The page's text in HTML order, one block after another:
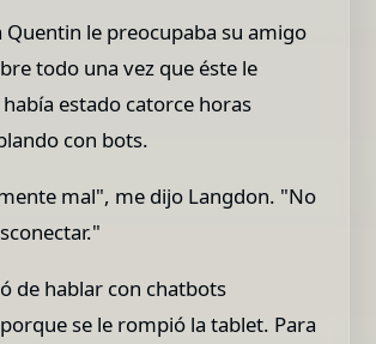
Quentin le preocupaba su amigo
todo una vez que éste le
estado catorce horas
con bots.
mal", me dijo Langdon. "No
de hablar con chatbots
se le rompió la tablet. Para